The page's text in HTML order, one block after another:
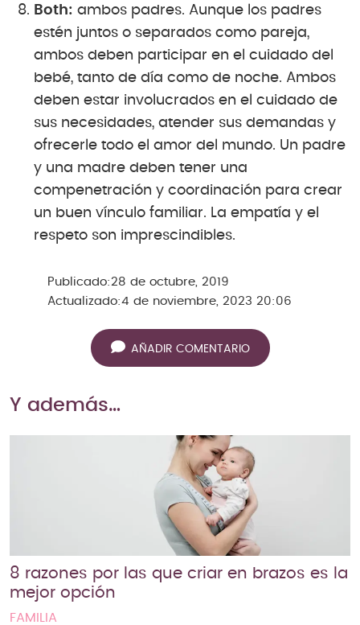
Both: ambos padres. Aunque los padres
estén juntos o separados como pareja,
ambos deben participar en el cuidado del
bebé, tanto de día como de noche. Ambos
deben estar involucrados en el cuidado de
sus necesidades, atender sus demandas y
ofrecerle todo el amor del mundo. Un padre
y una madre deben tener una
compenetración y coordinación para crear
un buen vínculo familiar. La empatía y el
respeto son imprescindibles.
Publicado:28 de octubre, 2019
Actualizado:4 de noviembre, 2023 20:06
AÑADIR COMENTARIO
Y además…
8 razones por las que criar en brazos es la
mejor opción
FAMILIA